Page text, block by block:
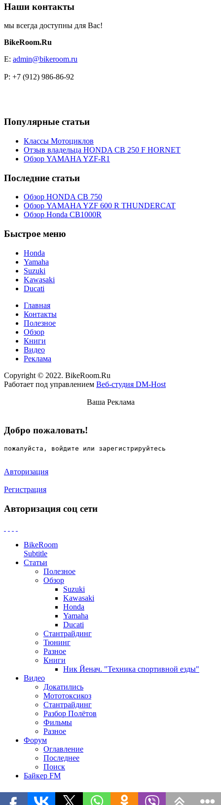
Наши контакты
мы всегда доступны для Вас!
BikeRoom.Ru
E: admin@bikeroom.ru
P: +7 (912) 986-86-92
Популярные статьи
Классы Мотоциклов
Отзыв владельца HONDA CB 250 F HORNET
Обзор YAMAHA YZF-R1
Последние статьи
Обзор HONDA CB 750
Обзор YAMAHA YZF 600 R THUNDERCAT
Обзор Honda CB1000R
Быстрое меню
Honda
Yamaha
Suzuki
Kawasaki
Ducati
Главная
Контакты
Полезное
Обзор
Книги
Видео
Реклама
Copyright © 2022. BikeRoom.Ru
Работает под управлением Веб-студия DM-Host
Ваша Реклама
Добро пожаловать!
пожалуйста, войдите или зарегистрируйтесь
Авторизация
Регистрация
Авторизация соц сети
BikeRoom
Subtitle
Статьи
Полезное
Обзор
Suzuki
Kawasaki
Honda
Yamaha
Ducati
Стантрайдинг
Тюнинг
Разное
Книги
Ник Йенач. "Техника спортивной езды"
Видео
Докатились
Мототоксикоз
Стантрайдинг
Разбор Полётов
Фильмы
Разное
Форум
Оглавление
Последнее
Поиск
Байкер FM